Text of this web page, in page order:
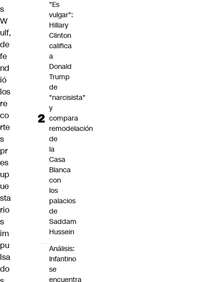
s
W
ulf,
de
fe
nd
ió
los
re
co
rte
s
pr
es
up
ue
sta
rio
s
im
pu
lsa
do
"Es
vulgar":
Hillary
Clinton
califica
a
Donald
Trump
de
"narcisista"
y
compara
remodelación
de
la
Casa
Blanca
con
los
palacios
de
Saddam
Hussein
Análisis:
Infantino
se
encuentra